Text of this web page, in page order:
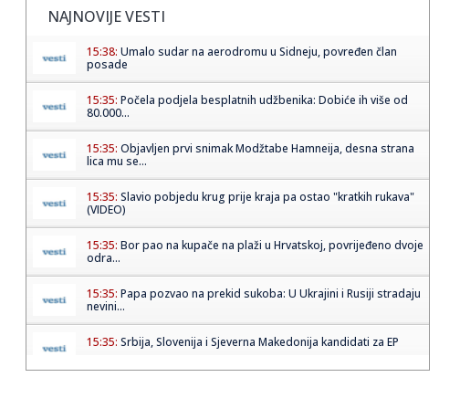
NAJNOVIJE VESTI
15:38: Umalo sudar na aerodromu u Sidneju, povređen član
posade
15:35: Počela podjela besplatnih udžbenika: Dobiće ih više od
80.000...
15:35: Objavljen prvi snimak Modžtabe Hamneija, desna strana
lica mu se...
15:35: Slavio pobjedu krug prije kraja pa ostao "kratkih rukava"
(VIDEO)
15:35: Bor pao na kupače na plaži u Hrvatskoj, povrijeđeno dvoje
odra...
15:35: Papa pozvao na prekid sukoba: U Ukrajini i Rusiji stradaju
nevini...
15:35: Srbija, Slovenija i Sjeverna Makedonija kandidati za EP